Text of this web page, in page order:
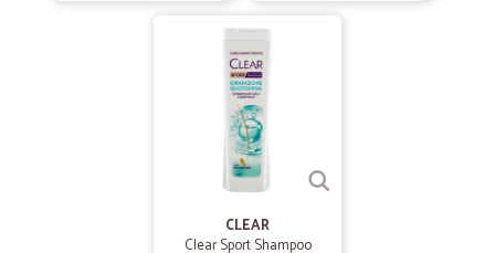
Eccellente, non c'è nulla da aggiungere, è stata solamente una
Ho ordinato alcune confezioni di acqua; l'ordine è stato evaso in 24
CLEAR
Clear Sport Shampoo